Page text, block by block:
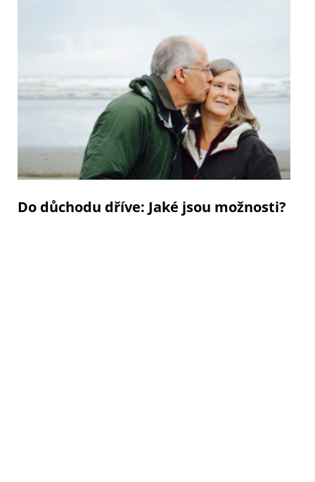
Do důchodu dříve: Jaké jsou možnosti?